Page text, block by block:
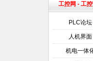
工控网 - 工
PLC论坛
人机界面
机电一体